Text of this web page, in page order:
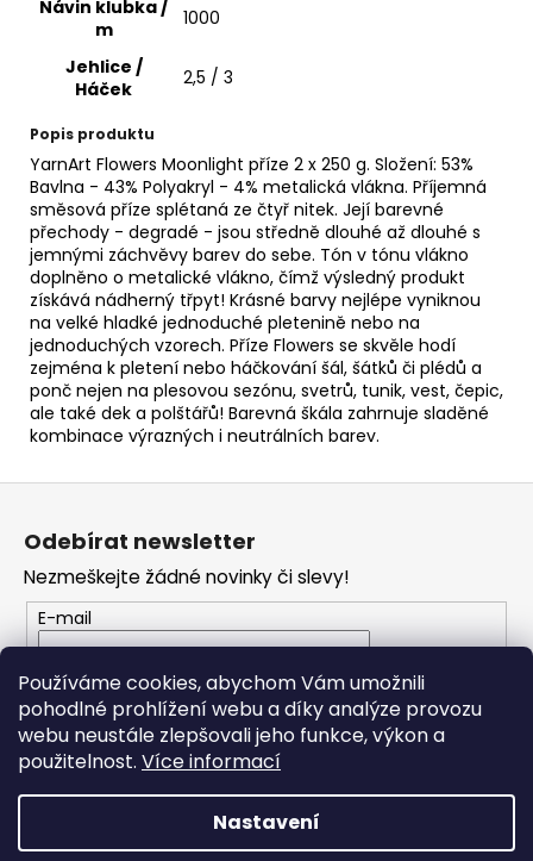
Používáme cookies, abychom Vám umožnili
pohodlné prohlížení webu a díky analýze provozu
webu neustále zlepšovali jeho funkce, výkon a
použitelnost. Více informací
Nastavení
Návin klubka /
m
1000
Jehlice /
Háček
2,5 / 3
Popis produktu
YarnArt Flowers Moonlight příze 2 x 250 g. Složení: 53%
Bavlna - 43% Polyakryl - 4% metalická vlákna. Příjemná
směsová příze splétaná ze čtyř nitek. Její barevné
přechody - degradé - jsou středně dlouhé až dlouhé s
jemnými záchvěvy barev do sebe. Tón v tónu vlákno
doplněno o metalické vlákno, čímž výsledný produkt
získává nádherný třpyt! Krásné barvy nejlépe vyniknou
na velké hladké jednoduché pletenině nebo na
jednoduchých vzorech. Příze Flowers se skvěle hodí
zejména k pletení nebo háčkování šál, šátků či plédů a
ponč nejen na plesovou sezónu, svetrů, tunik, vest, čepic,
ale také dek a polštářů! Barevná škála zahrnuje sladěné
kombinace výrazných i neutrálních barev.
PUFFY
Z
í
Odebírat newsletter
Nezmeškejte žádné novinky či slevy!
E-mail
Vložením e-mailu souhlasíte s podmínkami
ochrany osobních údajů
PŘIHLÁSIT SE